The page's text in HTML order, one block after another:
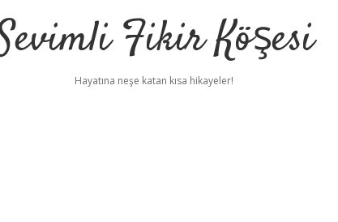
Fikir Köşesi
Hayatına neşe katan kısa hikayeler!